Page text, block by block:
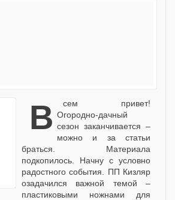
Всем привет! Огородно-дачный
сезон заканчивается –
можно и за статьи
браться. Материала
подкопилось. Начну с условно
радостного события. ПП Кизляр
озадачился важной темой –
пластиковыми ножнами для